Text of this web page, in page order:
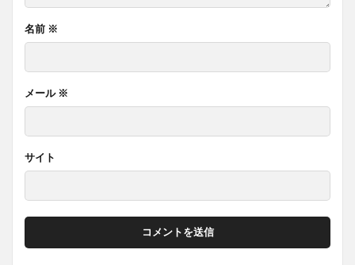
名前 ※
メール ※
サイト